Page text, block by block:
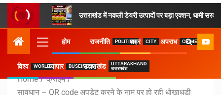
उत्तराखंड में नकली डेयरी उत्पादों पर बड़ा एक्शन, धामी
होम राजनीति POLITICSशहर CITY अपराध CRIME
विश्व WORLDव्यापार BUSEINESSउत्तराखंड
UTTARAKHAND
उत्तराखंड
Home
क्राइम
सावधान – QR code अपडेट करने के नाम पर हो रही धोखाधड़ी